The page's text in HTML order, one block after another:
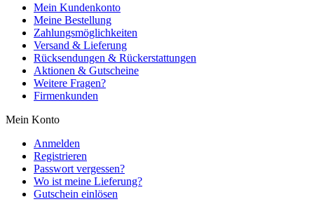
Mein Kundenkonto
Meine Bestellung
Zahlungsmöglichkeiten
Versand & Lieferung
Rücksendungen & Rückerstattungen
Aktionen & Gutscheine
Weitere Fragen?
Firmenkunden
Mein Konto
Anmelden
Registrieren
Passwort vergessen?
Wo ist meine Lieferung?
Gutschein einlösen